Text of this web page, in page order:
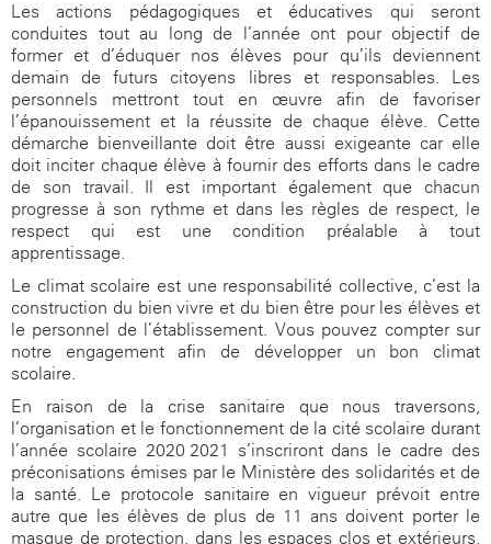
Les actions pédagogiques et éducatives qui seront
conduites tout au long de l’année ont pour objectif de
former et d’éduquer nos élèves pour qu’ils deviennent
demain de futurs citoyens libres et responsables. Les
personnels mettront tout en œuvre afin de favoriser
l’épanouissement et la réussite de chaque élève. Cette
démarche bienveillante doit être aussi exigeante car elle
doit inciter chaque élève à fournir des efforts dans le cadre
de son travail. Il est important également que chacun
progresse à son rythme et dans les règles de respect, le
respect qui est une condition préalable à tout
apprentissage.
Le climat scolaire est une responsabilité collective, c’est la
construction du bien vivre et du bien-être pour les élèves et
le personnel de l’établissement. Vous pouvez compter sur
notre engagement afin de développer un bon climat
scolaire.
En raison de la crise sanitaire que nous traversons,
l’organisation et le fonctionnement de la cité scolaire durant
l’année scolaire 2020-2021 s’inscriront dans le cadre des
préconisations émises par le Ministère des solidarités et de
la santé. Le protocole sanitaire en vigueur prévoit entre
autre que les élèves de plus de 11 ans doivent porter le
masque de protection, dans les espaces clos et extérieurs,